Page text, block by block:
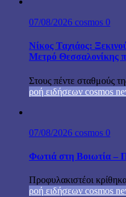
07/08/2026 cosmos 0
Νίκος Ταχιάος:
Μετρό Θεσσαλονίκης
Στους πέντε σταθμούς
ροή ειδήσεων cosmos
07/08/2026 cosmos 0
Φωτιά στη Βοιωτία –
Προφυλακιστέοι
ροή ειδήσεων cosmos